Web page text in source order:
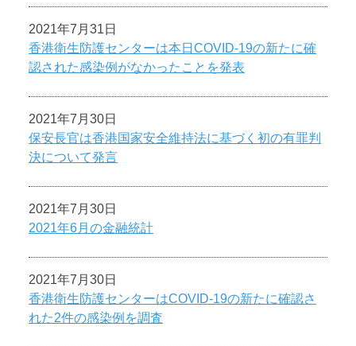
2021年7月31日
香港衛生防護センターは本日COVID-19の新たに確
認された感染例がなかったことを発表
2021年7月30日
保安長官は香港国家安全維持法に基づく初の有罪判
決について発言
2021年7月30日
2021年6月の金融統計
2021年7月30日
香港衛生防護センターはCOVID-19の新たに確認さ
れた2件の感染例を調査